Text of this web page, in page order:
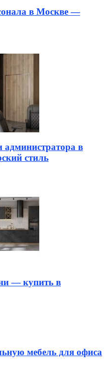
в Москве —
администратора в
стиль
— купить в
мебель для офиса